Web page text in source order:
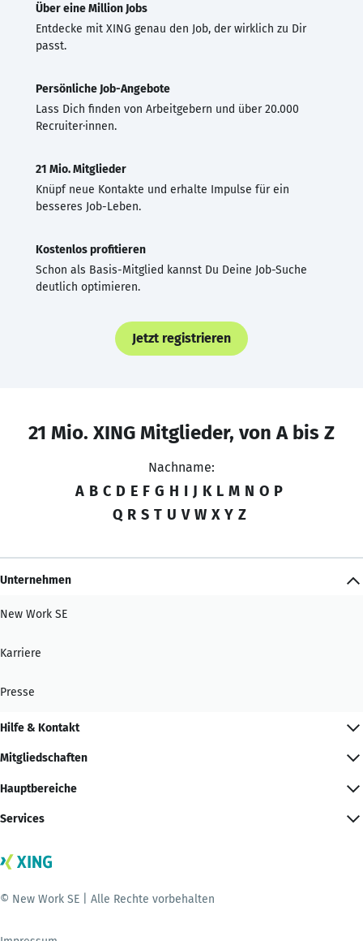
Über eine Million Jobs
Entdecke mit XING genau den Job, der wirklich zu Dir
passt.
Persönliche Job-Angebote
Lass Dich finden von Arbeitgebern und über 20.000
Recruiter·innen.
21 Mio. Mitglieder
Knüpf neue Kontakte und erhalte Impulse für ein
besseres Job-Leben.
Kostenlos profitieren
Schon als Basis-Mitglied kannst Du Deine Job-Suche
deutlich optimieren.
Jetzt registrieren
21 Mio. XING Mitglieder, von A bis Z
Nachname:
A B C D E F G H I J K L M N O P
Q R S T U V W X Y Z
Unternehmen
New Work SE
Karriere
Presse
Hilfe & Kontakt
Mitgliedschaften
Hauptbereiche
Services
© New Work SE | Alle Rechte vorbehalten